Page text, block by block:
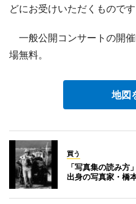
どにお受けいただくものです
一般公開コンサートの開
場無料。
地図
買う
「写真集の読み
出身の写真家・橋